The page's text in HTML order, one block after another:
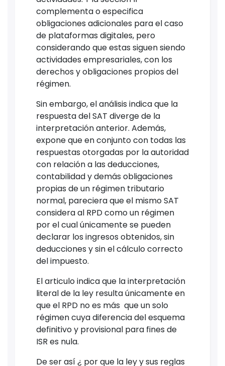
complementa o especifica
obligaciones adicionales para el caso
de plataformas digitales, pero
considerando que estas siguen siendo
actividades empresariales, con los
derechos y obligaciones propios del
régimen.
Sin embargo, el análisis indica que la
respuesta del SAT diverge de la
interpretación anterior. Además,
expone que en conjunto con todas las
respuestas otorgadas por la autoridad
con relación a las deducciones,
contabilidad y demás obligaciones
propias de un régimen tributario
normal, pareciera que el mismo SAT
considera al RPD como un régimen
por el cual únicamente se pueden
declarar los ingresos obtenidos, sin
deducciones y sin el cálculo correcto
del impuesto.
El articulo indica que la interpretación
literal de la ley resulta únicamente en
que el RPD no es más que un solo
régimen cuya diferencia del esquema
definitivo y provisional para fines de
ISR es nula.
De ser así ¿ por que la ley y sus reglas